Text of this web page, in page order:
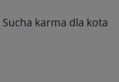
Sucha karma dla kota